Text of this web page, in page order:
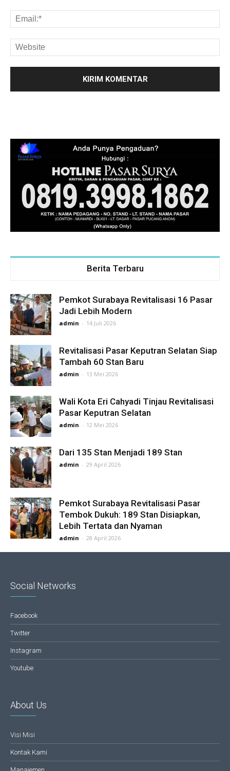
Berita Terbaru
Pemkot Surabaya Revitalisasi 16 Pasar
Jadi Lebih Modern
admin - 14 Juli 2026
Revitalisasi Pasar Keputran Selatan Siap
Tambah 60 Stan Baru
admin - 13 Mei 2026
Wali Kota Eri Cahyadi Tinjau Revitalisasi
Pasar Keputran Selatan
admin - 12 Mei 2026
Dari 135 Stan Menjadi 189 Stan
admin - 29 April 2026
Pemkot Surabaya Revitalisasi Pasar
Tembok Dukuh: 189 Stan Disiapkan,
Lebih Tertata dan Nyaman
admin - 28 April 2026
Social Networks
Facebook
Twitter
Instagram
Youtube
About Us
Visi Misi
Kontak Kami